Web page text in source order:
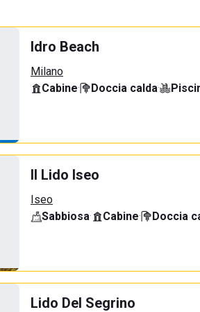
Idro Beach
Milano
Cabine· Doccia calda·
Il Lido Iseo
Iseo
Sabbiosa· Cabine· Doccia
Lido Del Segrino